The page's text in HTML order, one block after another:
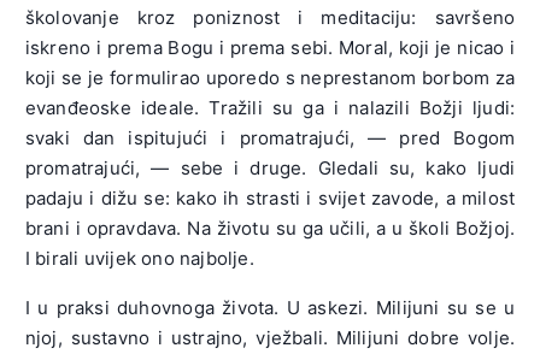
školovanje kroz poniznost i meditaciju: savršeno
iskreno i prema Bogu i prema sebi. Moral, koji je nicao i
koji se je formulirao uporedo s neprestanom borbom za
evanđeoske ideale. Tražili su ga i nalazili Božji ljudi:
svaki dan ispitujući i promatrajući, — pred Bogom
promatrajući, — sebe i druge. Gledali su, kako ljudi
padaju i dižu se: kako ih strasti i svijet zavode, a milost
brani i opravdava. Na životu su ga učili, a u školi Božjoj.
I birali uvijek ono najbolje.
I u praksi duhovnoga života. U askezi. Milijuni su se u
njoj, sustavno i ustrajno, vježbali. Milijuni dobre volje.